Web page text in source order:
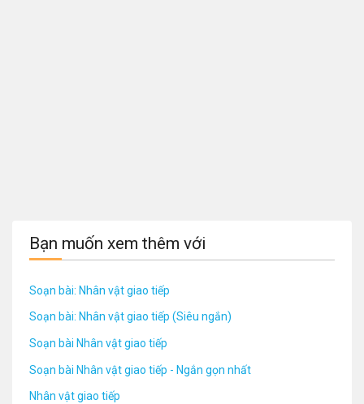
Bạn muốn xem thêm với
Soạn bài: Nhân vật giao tiếp
Soạn bài: Nhân vật giao tiếp (Siêu ngắn)
Soạn bài Nhân vật giao tiếp
Soạn bài Nhân vật giao tiếp - Ngắn gọn nhất
Nhân vật giao tiếp